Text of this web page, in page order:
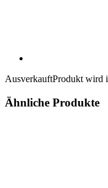
AusverkauftProdukt wird
Ähnliche Produkte